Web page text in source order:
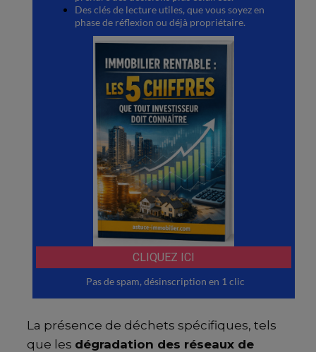
La présence de déchets spécifiques, tels
que les dégradation des réseaux de